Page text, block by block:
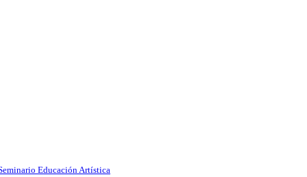
Educación Artística